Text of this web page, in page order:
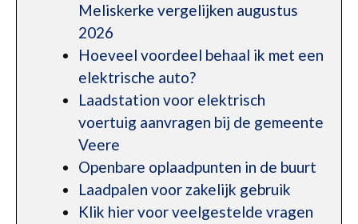
Meliskerke vergelijken augustus
2026
Hoeveel voordeel behaal ik met een
elektrische auto?
Laadstation voor elektrisch
voertuig aanvragen bij de gemeente
Veere
Openbare oplaadpunten in de buurt
Laadpalen voor zakelijk gebruik
Klik hier voor veelgestelde vragen